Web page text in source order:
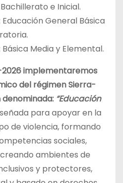
e Inicial.
General Básica
Media y Elemental.
implementaremos
del régimen Sierra-
“Educación
para apoyar en la
de violencia, formando
sociales,
ambientes de
y protectores,